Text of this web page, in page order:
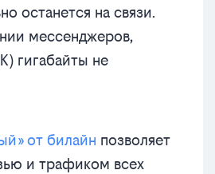
останется на связи.
мессенджеров,
гигабайты не
от билайн позволяет
и трафиком всех